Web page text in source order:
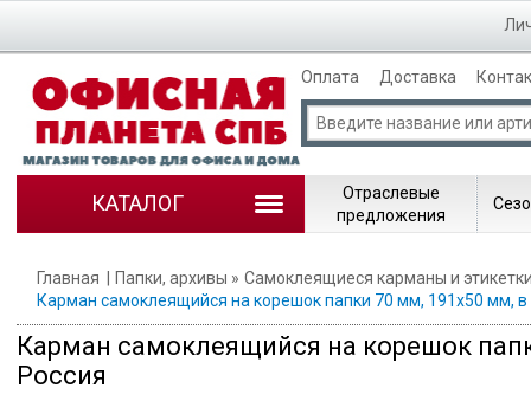
Оплата Доставка
КАТАЛОГ
Отраслевые
предложения
Главная Папки, архивы
Самоклеящиеся карманы и
Карман самоклеящийся на корешок папки 70 мм, 191х50 мм, в
Карман самоклеящийся на корешок
Россия